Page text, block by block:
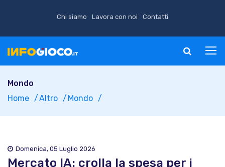
Chi siamo Lavora con noi Contatti
Mondo
Home
Altro Mondo
Domenica, 05 Luglio 2026
Mercato IA: crolla la spesa per i